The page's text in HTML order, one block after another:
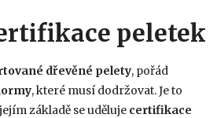
peletek
dřevěné pelety, pořád
, které musí dodržovat. Je to
základě se uděluje certifikace